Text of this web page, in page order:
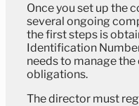
Once you set up the
several ongoing
the first steps is
Identification
needs to manage
obligations.
The director must